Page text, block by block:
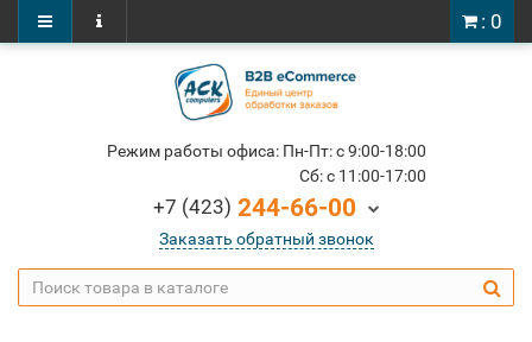
: 0
Режим работы офиса: Пн-Пт: c 9:00-18:00
Cб: c 11:00-17:00
+7 (423) 244-66-00
Заказать обратный звонок